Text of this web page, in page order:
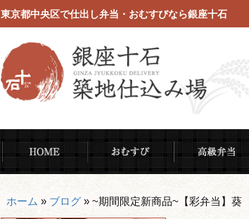
東京都中央区で仕出し弁当・おむすびなら銀座十石
HOME おむすび
ホーム » ブログ » ~期間限定新商品~【彩弁当】葵